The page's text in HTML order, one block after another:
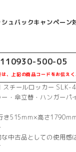
ュバックキャンペーン
500-05
、上記の商品コードをお伝え
スチールロッカー SLK-4
ー・傘立替・ハンガーパ
き515mm×高さ
中古品としての使用感